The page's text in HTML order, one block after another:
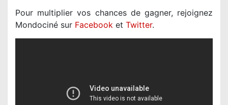
Pour multiplier vos chances de gagner, rejoignez
Mondociné sur Facebook et Twitter.